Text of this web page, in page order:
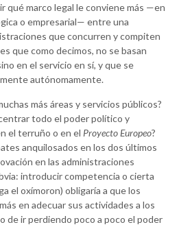
qué marco legal le conviene más —en
o empresarial— entre una
que concurren y compiten
que como decimos, no se basan
en el servicio en sí, y que se
autónomamente.
más áreas y servicios públicos?
todo el poder político y
el terruño o en el Proyecto Europeo?
anquilosados en los dos últimos
en las administraciones
introducir competencia o cierta
el oxímoron) obligaría a que los
en adecuar sus actividades a los
de ir perdiendo poco a poco el poder